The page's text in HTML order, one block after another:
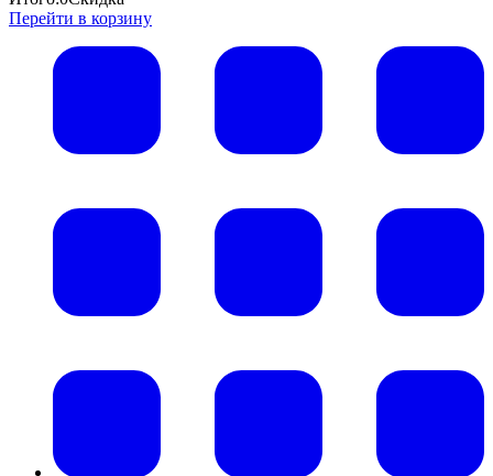
Перейти в корзину